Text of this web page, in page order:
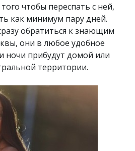
чтобы переспать с ней,
как минимум пару дней.
обратиться к знающим
они в любое удобное
ночи прибудут домой или
территории.